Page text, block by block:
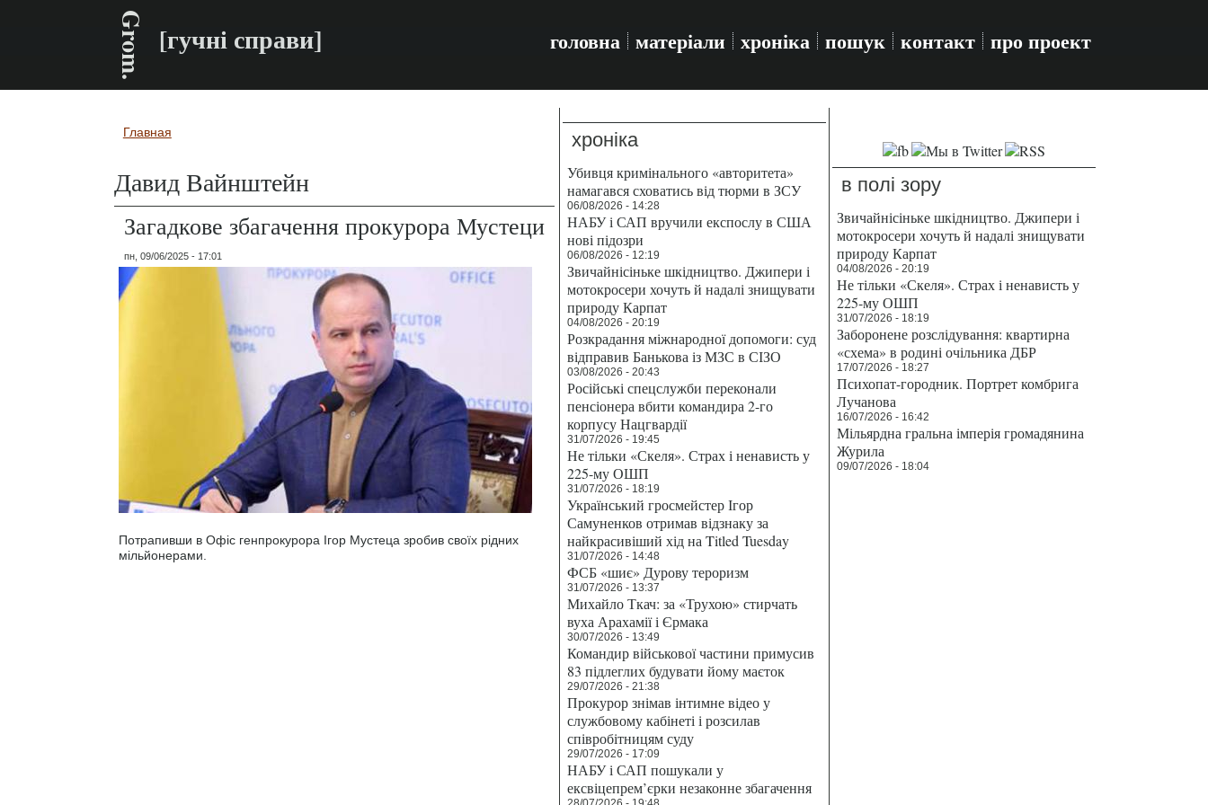
Grom. [гучні справи] головна матеріали хроніка пошук контакт про проект
Вы здесь
Главная
Давид Вайнштейн
Загадкове збагачення прокурора Мустеци
пн, 09/06/2025 - 17:01
Потрапивши в Офіс генпрокурора Ігор Мустеца зробив своїх рідних
мільйонерами.
хроніка
Убивця кримінального «авторитета»
намагався сховатись від тюрми в ЗСУ
06/08/2026 - 14:28
НАБУ і САП вручили експослу в США
нові підозри
06/08/2026 - 12:19
Звичайнісіньке шкідництво. Джипери і
мотокросери хочуть й надалі знищувати
природу Карпат
04/08/2026 - 20:19
Розкрадання міжнародної допомоги: суд
відправив Банькова із МЗС в СІЗО
03/08/2026 - 20:43
Російські спецслужби переконали
пенсіонера вбити командира 2-го
корпусу Нацгвардії
31/07/2026 - 19:45
Не тільки «Скеля». Страх і ненависть у
225-му ОШП
31/07/2026 - 18:19
Український гросмейстер Ігор
Самуненков отримав відзнаку за
найкрасивіший хід на Titled Tuesday
31/07/2026 - 14:48
ФСБ «шиє» Дурову тероризм
31/07/2026 - 13:37
Михайло Ткач: за «Трухою» стирчать
вуха Арахамії і Єрмака
30/07/2026 - 13:49
Командир військової частини примусив
83 підлеглих будувати йому маєток
29/07/2026 - 21:38
Прокурор знімав інтимне відео у
службовому кабінеті і розсилав
співробітницям суду
29/07/2026 - 17:09
НАБУ і САП пошукали у
ексвіцепрем’єрки незаконне збагачення
в полі зору
Звичайнісіньке шкідництво. Джипери і
мотокросери хочуть й надалі знищувати
природу Карпат
04/08/2026 - 20:19
Не тільки «Скеля». Страх і ненависть у
225-му ОШП
31/07/2026 - 18:19
Заборонене розслідування: квартирна
«схема» в родині очільника ДБР
17/07/2026 - 18:27
Психопат-городник. Портрет комбрига
Лучанова
16/07/2026 - 16:42
Мільярдна гральна імперія громадянина
Журила
09/07/2026 - 18:04